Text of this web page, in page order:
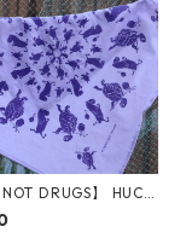
NOT DRUGS】 HUCK
WILLOUGHBY BAN